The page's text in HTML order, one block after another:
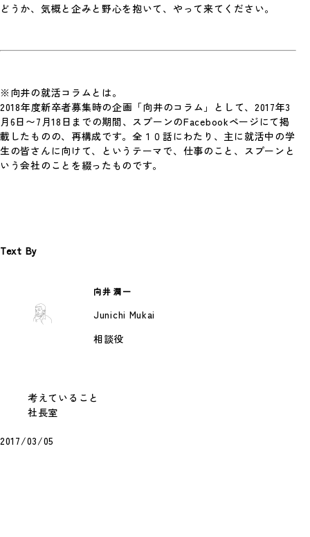
毎週水曜日のお昼、弊社の4階スペースは「水
#食べること
どうか、気概と企みと野心を抱いて、やって来てください。
※向井の就活コラムとは。
2018年度新卒者募集時の企画「向井のコラム」として、2017年3
月6日〜7月18日までの期間、スプーンのFacebookページにて掲
載したものの、再構成です。全１０話にわたり、主に就活中の学
生の皆さんに向けて、というテーマで、仕事のこと、スプーンと
いう会社のことを綴ったものです。
Text By
向井 潤一
Junichi Mukai
相談役
考えていること
社長室
2017/03/05